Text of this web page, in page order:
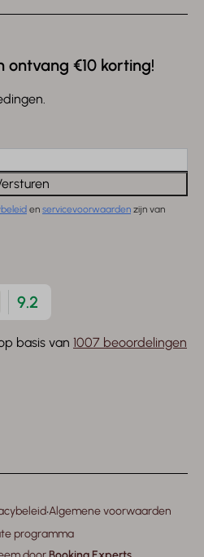
ontvang €10 korting!
en servicevoorwaarden zijn van
9.2
basis van 1007 beoordelingen
·Algemene voorwaarden
programma